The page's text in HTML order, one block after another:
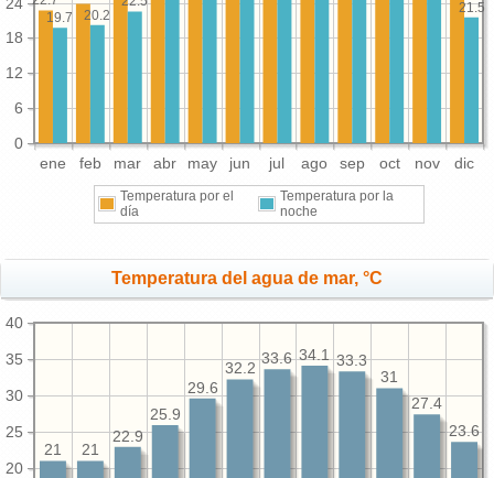
ene feb mar abr may jun jul ago sep oct nov dic
0
6
12
18
21.5
20.2
19.7
Temperatura por el
día
Temperatura por la
noche
Temperatura del agua de mar, °C
20
25
30
35
40
23.6
27.4
31
33.3
34.1
33.6
32.2
29.6
25.9
22.9
21
21